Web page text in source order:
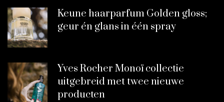
Keune haarparfum Golden gloss;
geur én glans in één spray
Yves Rocher Monoï collectie
uitgebreid met twee nieuwe
producten